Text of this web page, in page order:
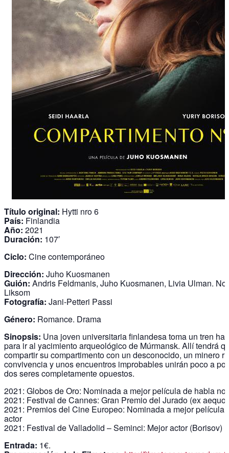
Título original: Hytti nro 6
País: Finlandia
Año: 2021
Duración: 107′
Ciclo: Cine contemporáneo
Dirección: Juho Kuosmanen
Guión: Andris Feldmanis, Juho Kuosmanen, Livia Ulman.
Liksom
Fotografía: Jani-Petteri Passi
Género: Romance. Drama
Sinopsis: Una joven universitaria finlandesa toma un tren
para ir al yacimiento arqueológico de Múrmansk. Allí tendrá
compartir su compartimento con un desconocido, un minero
convivencia y unos encuentros improbables unirán poco a
dos seres completamente opuestos.
2021: Globos de Oro: Nominada a mejor película de habla no
2021: Festival de Cannes: Gran Premio del Jurado (ex aequo)
2021: Premios del Cine Europeo: Nominada a mejor película,
actor
2021: Festival de Valladolid – Seminci: Mejor actor (Borisov)
Entrada: 1€.